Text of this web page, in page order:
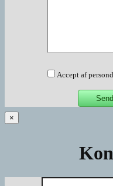
Accept af
×